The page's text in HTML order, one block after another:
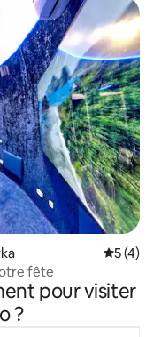
5 (4)
fête
pour visiter
?